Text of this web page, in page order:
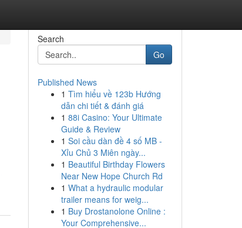
Search
Go
Published News
1 Tìm hiểu về 123b Hướng
dẫn chi tiết & đánh giá
1 88i Casino: Your Ultimate
Guide & Review
1 Soi cầu dàn đề 4 số MB -
Xỉu Chủ 3 Miên ngày...
1 Beautiful Birthday Flowers
Near New Hope Church Rd
1 What a hydraulic modular
trailer means for weig...
1 Buy Drostanolone Online :
Your Comprehensive...